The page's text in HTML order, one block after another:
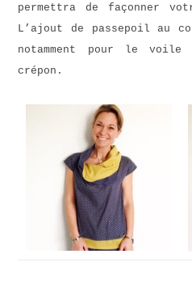
permettra de façonner
L’ajout de passepoil au
notamment pour le
crépon.